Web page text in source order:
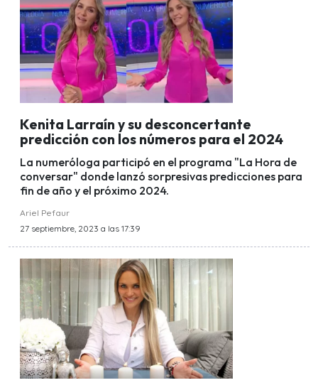
Kenita Larraín y su desconcertante
predicción con los números para el 2024
La numeróloga participó en el programa "La Hora de
conversar" donde lanzó sorpresivas predicciones para
fin de año y el próximo 2024.
Ariel Pefaur
27 septiembre, 2023 a las 17:39